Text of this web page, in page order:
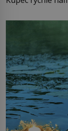
milostpaní.
množství